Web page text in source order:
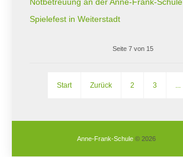
Spielefest in Weiterstadt
Seite 7 von 15
Start Zurück 2 3 ...
Anne-Frank-Schule © 2026